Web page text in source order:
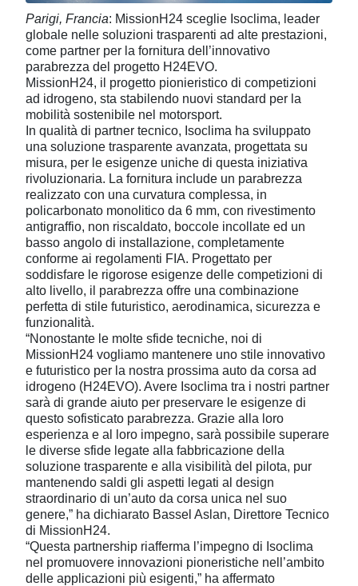
Parigi, Francia: MissionH24 sceglie Isoclima, leader
globale nelle soluzioni trasparenti ad alte prestazioni,
come partner per la fornitura dell’innovativo
parabrezza del progetto H24EVO.
MissionH24, il progetto pionieristico di competizioni
ad idrogeno, sta stabilendo nuovi standard per la
mobilità sostenibile nel motorsport.
In qualità di partner tecnico, Isoclima ha sviluppato
una soluzione trasparente avanzata, progettata su
misura, per le esigenze uniche di questa iniziativa
rivoluzionaria. La fornitura include un parabrezza
realizzato con una curvatura complessa, in
policarbonato monolitico da 6 mm, con rivestimento
antigraffio, non riscaldato, boccole incollate ed un
basso angolo di installazione, completamente
conforme ai regolamenti FIA. Progettato per
soddisfare le rigorose esigenze delle competizioni di
alto livello, il parabrezza offre una combinazione
perfetta di stile futuristico, aerodinamica, sicurezza e
funzionalità.
“Nonostante le molte sfide tecniche, noi di
MissionH24 vogliamo mantenere uno stile innovativo
e futuristico per la nostra prossima auto da corsa ad
idrogeno (H24EVO). Avere Isoclima tra i nostri partner
sarà di grande aiuto per preservare le esigenze di
questo sofisticato parabrezza. Grazie alla loro
esperienza e al loro impegno, sarà possibile superare
le diverse sfide legate alla fabbricazione della
soluzione trasparente e alla visibilità del pilota, pur
mantenendo saldi gli aspetti legati al design
straordinario di un’auto da corsa unica nel suo
genere,” ha dichiarato Bassel Aslan, Direttore Tecnico
di MissionH24.
“Questa partnership riafferma l’impegno di Isoclima
nel promuovere innovazioni pioneristiche nell’ambito
delle applicazioni più esigenti,” ha affermato